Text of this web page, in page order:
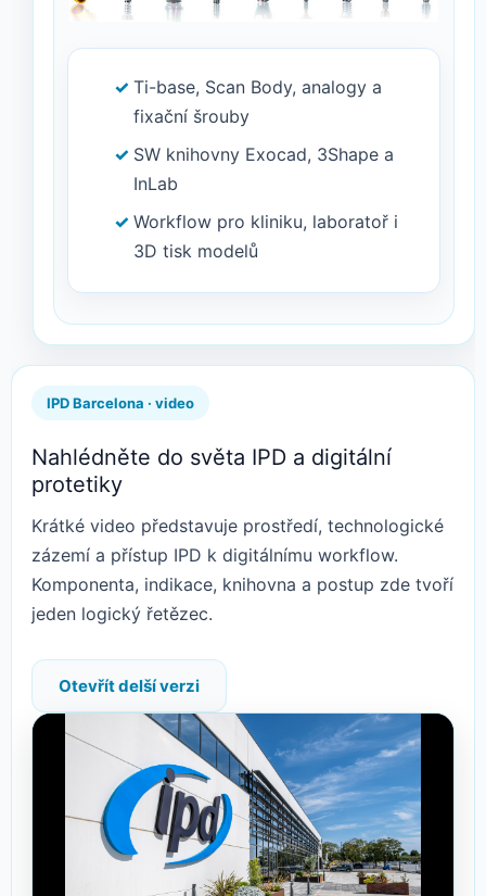
Ti-base, Scan Body, analogy a
fixační šrouby
SW knihovny Exocad, 3Shape a
InLab
Workflow pro kliniku, laboratoř i
3D tisk modelů
IPD Barcelona · video
Nahlédněte do světa IPD a digitální
protetiky
Krátké video představuje prostředí, technologické
zázemí a přístup IPD k digitálnímu workflow.
Komponenta, indikace, knihovna a postup zde tvoří
jeden logický řetězec.
Otevřít delší verzi